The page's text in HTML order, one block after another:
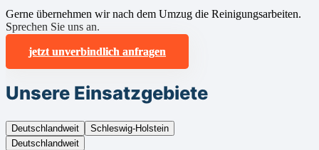
Gerne übernehmen wir nach dem Umzug die Reinigungsarbeiten.
Sprechen Sie uns an.
jetzt unverbindlich anfragen
Unsere Einsatzgebiete
Deutschlandweit
Schleswig-Holstein
Deutschlandweit